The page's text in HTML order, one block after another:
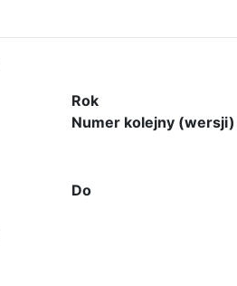
Rok
Numer kolejny (wersji)
Do